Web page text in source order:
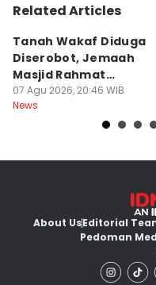
Related Articles
Tanah Wakaf Diduga
Diserobot, Jemaah
Masjid Rahmat
Surabaya Protes
07 Agu 2026, 20:46 WIB
News
About UsEditorial
Pedoman